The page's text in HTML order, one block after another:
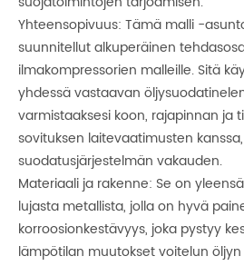
Yhteensopivuus: Tämä malli -
suunnitellut alkuperäinen
ilmakompressorien malleille. Sitä
yhdessä vastaavan
varmistaaksesi koon, rajapinnan ja
sovituksen laitevaatimusten
suodatusjärjestelmän vakauden.
Materiaali ja rakenne: Se on
lujasta metallista, jolla on hyvä
korroosionkestävyys, joka pystyy
lämpötilan muutokset voitelun